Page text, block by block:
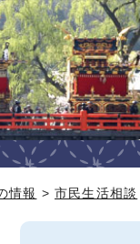
情報 >市民生活相談